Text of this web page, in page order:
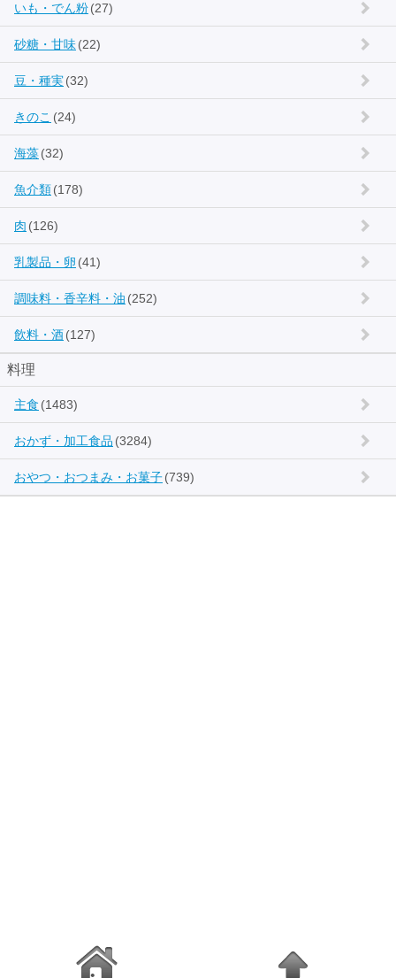
いも・でん粉(27)
砂糖・甘味(22)
豆・種実(32)
きのこ (24)
海藻(32)
魚介類(178)
肉 (126)
乳製品・卵 (41)
調味料・香辛料・油 (252)
飲料・酒(127)
料理
主食 (1483)
おかず・加工食品 (3284)
おやつ・おつまみ・お菓子(739)